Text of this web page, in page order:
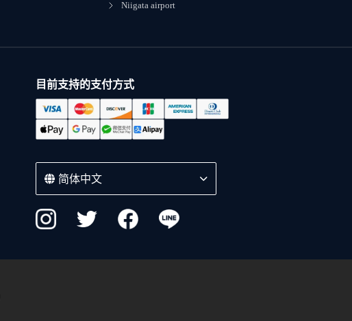
Niigata airport
目前支持的支付方式
简体中文